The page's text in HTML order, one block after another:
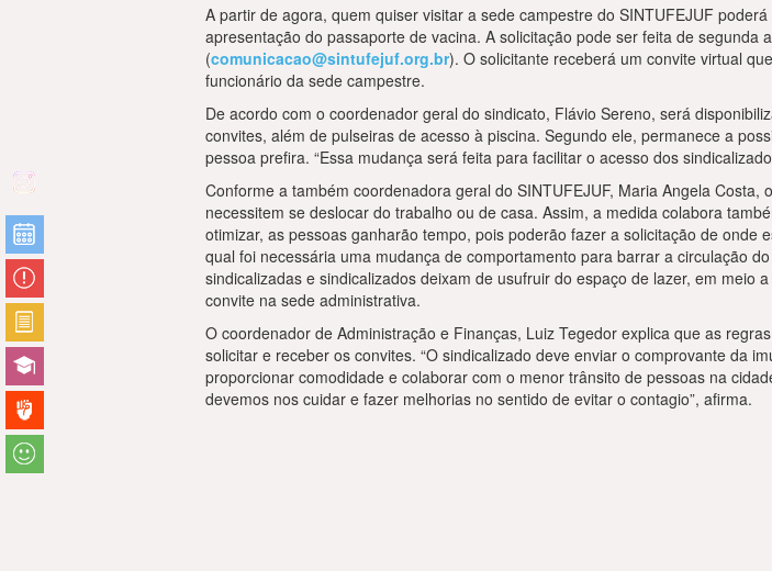
A partir de agora, quem quiser visitar a sede campestre do SINTUFEJUF
apresentação do passaporte de vacina. A solicitação pode ser feita de
(comunicacao@sintufejuf.org.br). O solicitante receberá um convite virtual
funcionário da sede campestre.
De acordo com o coordenador geral do sindicato, Flávio Sereno, será
convites, além de pulseiras de acesso à piscina. Segundo ele, permanece a
pessoa prefira. “Essa mudança será feita para facilitar o acesso dos
Conforme a também coordenadora geral do SINTUFEJUF, Maria Angela
necessitem se deslocar do trabalho ou de casa. Assim, a medida colabora
otimizar, as pessoas ganharão tempo, pois poderão fazer a solicitação de
qual foi necessária uma mudança de comportamento para barrar a circulação
sindicalizadas e sindicalizados deixam de usufruir do espaço de lazer, em
convite na sede administrativa.
O coordenador de Administração e Finanças, Luiz Tegedor explica que as
solicitar e receber os convites. “O sindicalizado deve enviar o comprovante da
proporcionar comodidade e colaborar com o menor trânsito de pessoas na
devemos nos cuidar e fazer melhorias no sentido de evitar o contagio”, afirma.